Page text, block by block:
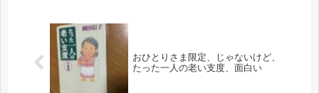
おひとりさま限定、じゃないけど、
たった一人の老い支度、面白い